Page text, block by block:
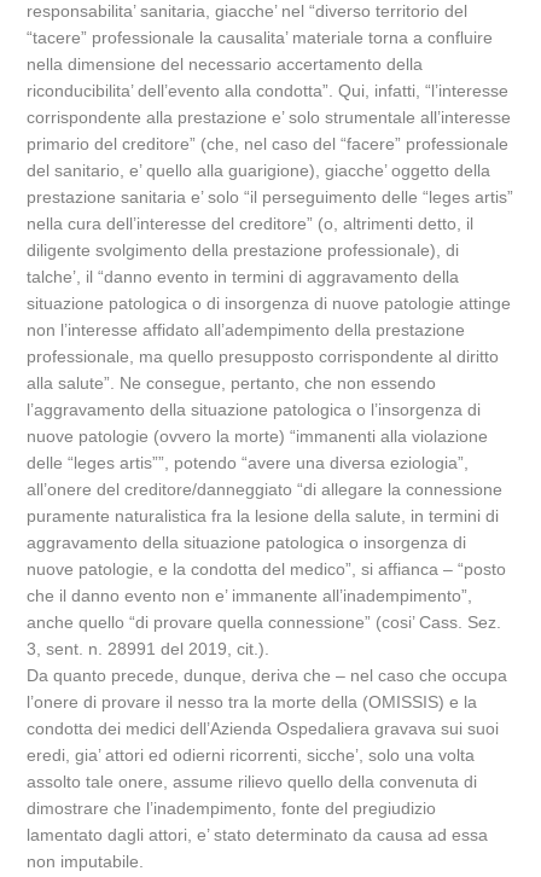
responsabilita’ sanitaria, giacche’ nel “diverso territorio del
“tacere” professionale la causalita’ materiale torna a confluire
nella dimensione del necessario accertamento della
riconducibilita’ dell’evento alla condotta”. Qui, infatti, “l’interesse
corrispondente alla prestazione e’ solo strumentale all’interesse
primario del creditore” (che, nel caso del “facere” professionale
del sanitario, e’ quello alla guarigione), giacche’ oggetto della
prestazione sanitaria e’ solo “il perseguimento delle “leges artis”
nella cura dell’interesse del creditore” (o, altrimenti detto, il
diligente svolgimento della prestazione professionale), di
talche’, il “danno evento in termini di aggravamento della
situazione patologica o di insorgenza di nuove patologie attinge
non l’interesse affidato all’adempimento della prestazione
professionale, ma quello presupposto corrispondente al diritto
alla salute”. Ne consegue, pertanto, che non essendo
l’aggravamento della situazione patologica o l’insorgenza di
nuove patologie (ovvero la morte) “immanenti alla violazione
delle “leges artis””, potendo “avere una diversa eziologia”,
all’onere del creditore/danneggiato “di allegare la connessione
puramente naturalistica fra la lesione della salute, in termini di
aggravamento della situazione patologica o insorgenza di
nuove patologie, e la condotta del medico”, si affianca – “posto
che il danno evento non e’ immanente all’inadempimento”,
anche quello “di provare quella connessione” (cosi’ Cass. Sez.
3, sent. n. 28991 del 2019, cit.).
Da quanto precede, dunque, deriva che – nel caso che occupa
l’onere di provare il nesso tra la morte della (OMISSIS) e la
condotta dei medici dell’Azienda Ospedaliera gravava sui suoi
eredi, gia’ attori ed odierni ricorrenti, sicche’, solo una volta
assolto tale onere, assume rilievo quello della convenuta di
dimostrare che l’inadempimento, fonte del pregiudizio
lamentato dagli attori, e’ stato determinato da causa ad essa
non imputabile.